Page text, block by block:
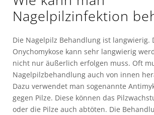
Nagelpilzinfektion
Die Nagelpilz Behandlung ist langwierig.
Onychomykose kann sehr langwierig
nicht nur äußerlich erfolgen muss. Oft
Nagelpilzbehandlung auch von innen
Dazu verwendet man sogenannte
gegen Pilze. Diese können das
oder die Pilze auch abtöten. Die